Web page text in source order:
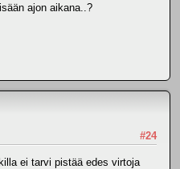
ajon aikana..?
#24
ei tarvi pistää edes virtoja